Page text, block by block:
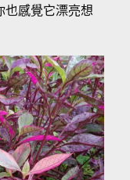
也感覺它漂亮想